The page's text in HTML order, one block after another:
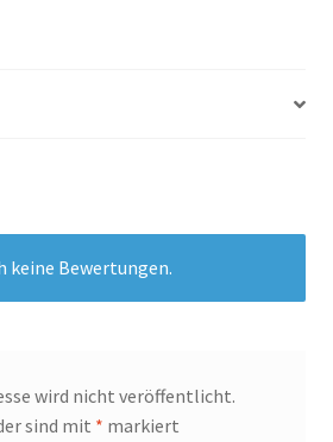
keine Bewertungen.
wird nicht veröffentlicht.
sind mit * markiert